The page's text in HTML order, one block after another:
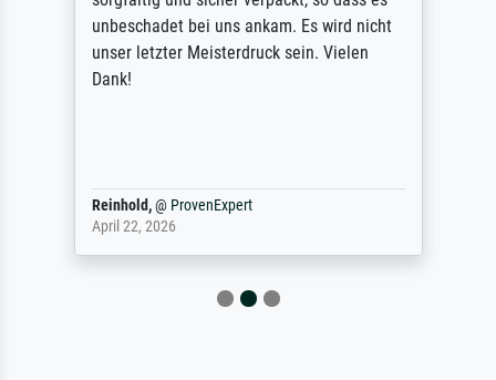
unbeschadet bei uns ankam. Es wird nicht
unser letzter Meisterdruck sein. Vielen
Dank!
Reinhold,@ ProvenExpert
April 22, 2026